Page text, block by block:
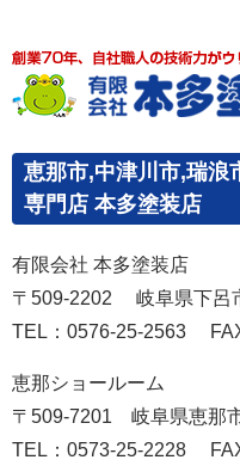
恵那市,中津川市,瑞浪
専門店 本多塗装店
有限会社 本多塗装店
〒509-2202 岐阜県下呂
TEL：0576-25-2563
恵那ショールーム
〒509-7201 岐阜県恵那
TEL：0573-25-2228